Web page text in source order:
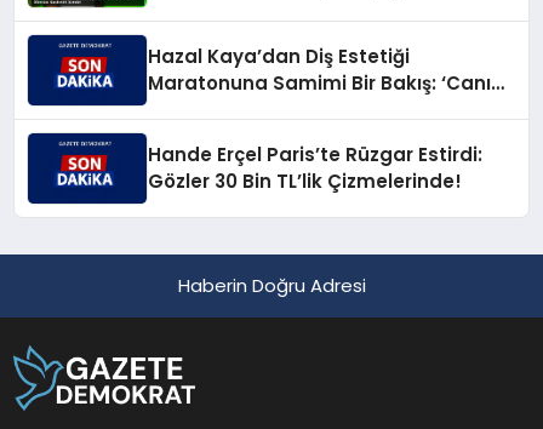
Hazal Kaya’dan Diş Estetiği
Maratonuna Samimi Bir Bakış: ‘Canım
Hande Erçel Paris’te Rüzgar Estirdi:
Gözler 30 Bin TL’lik Çizmelerinde!
Haberin Doğru Adresi